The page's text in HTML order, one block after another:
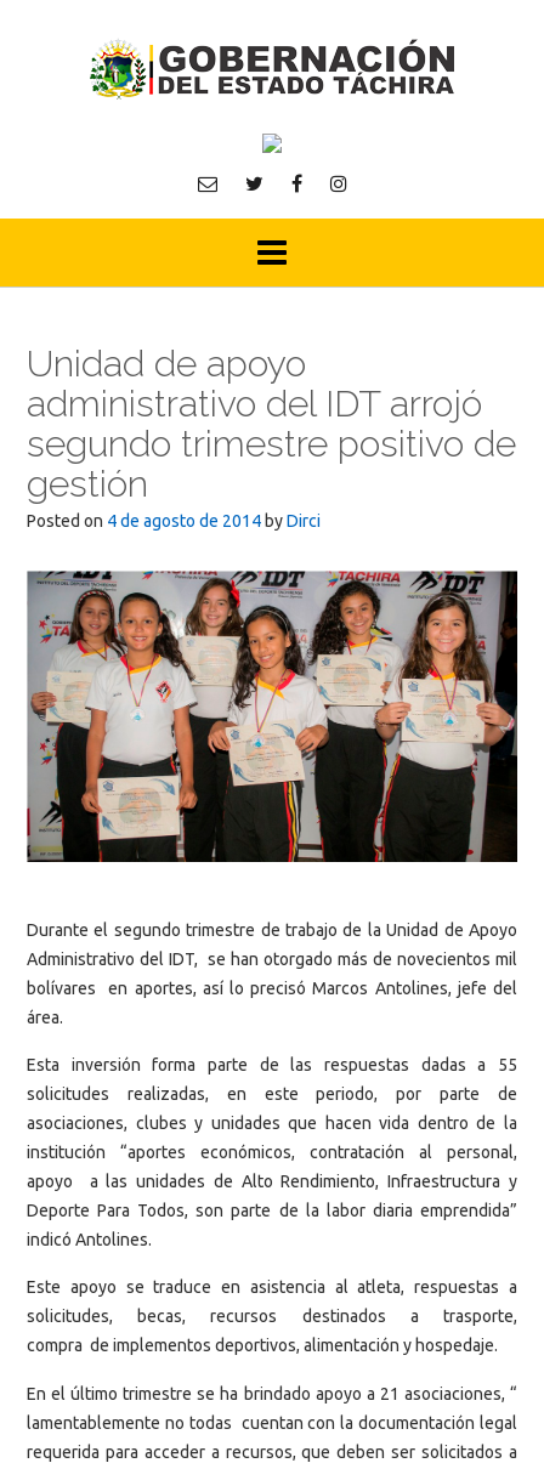
Unidad de apoyo
administrativo del IDT arrojó
segundo trimestre positivo de
gestión
Posted on 4 de agosto de 2014 byDirci
Durante el segundo trimestre de trabajo de la Unidad de Apoyo
Administrativo del IDT, se han otorgado más de novecientos mil
bolívares en aportes, así lo precisó Marcos Antolines, jefe del
área.
Esta inversión forma parte de las respuestas dadas a 55
solicitudes realizadas, en este periodo, por parte de
asociaciones, clubes y unidades que hacen vida dentro de la
institución “aportes económicos, contratación al personal,
apoyo a las unidades de Alto Rendimiento, Infraestructura y
Deporte Para Todos, son parte de la labor diaria emprendida”
indicó Antolines.
Este apoyo se traduce en asistencia al atleta, respuestas a
solicitudes, becas, recursos destinados a trasporte,
compra de implementos deportivos, alimentación y hospedaje.
En el último trimestre se ha brindado apoyo a 21 asociaciones, “
lamentablemente no todas cuentan con la documentación legal
requerida para acceder a recursos, que deben ser solicitados a